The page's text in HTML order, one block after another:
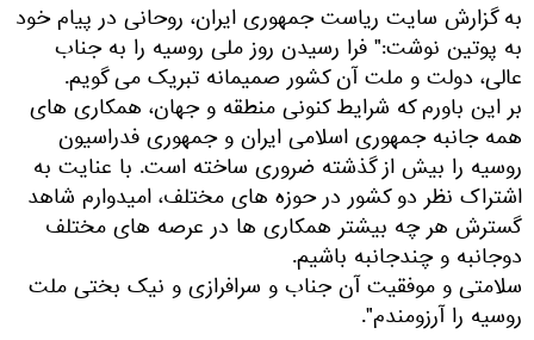
به گزارش سایت ریاست جمهوری ایران، روحانی در پیام خود
به پوتین نوشت:" فرا رسیدن روز ملی روسیه را به جناب
عالی، دولت و ملت آن کشور صمیمانه تبریک می گویم.
بر این باورم که شرایط کنونی منطقه و جهان، همکاری های
همه جانبه جمهوری اسلامی ایران و جمهوری فدراسیون
روسیه را بیش از گذشته ضروری ساخته است. با عنایت به
اشتراک نظر دو کشور در حوزه های مختلف، امیدوارم شاهد
گسترش هر چه بیشتر همکاری ها در عرصه های مختلف
دوجانبه و چندجانبه باشیم.
سلامتی و موفقیت آن جناب و سرافرازی و نیک بختی ملت
روسیه را آرزومندم".